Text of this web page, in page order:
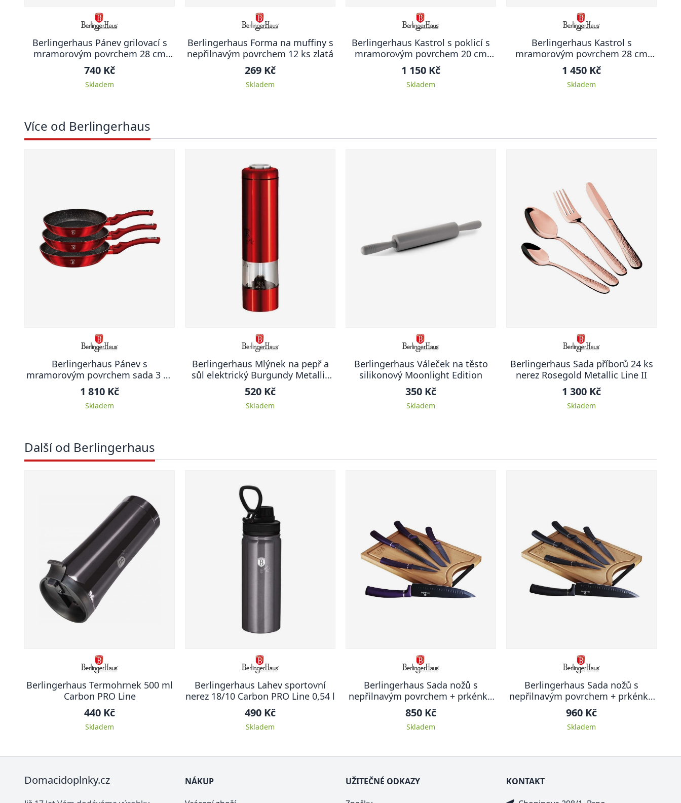
Berlingerhaus Pánev grilovací s
mramorovým povrchem 28 cm
Burgundy Metallic Line
740 Kč
Skladem
Berlingerhaus Forma na muffiny s
nepřilnavým povrchem 12 ks zlatá
269 Kč
Skladem
Berlingerhaus Kastrol s poklicí s
mramorovým povrchem 20 cm
Black Rose Collection
1 150 Kč
Skladem
Berlingerhaus Kastrol s
mramorovým povrchem 28 cm
Black Rose Collection
1 450 Kč
Skladem
Více od Berlingerhaus
Berlingerhaus Pánev s
mramorovým povrchem sada 3 ks
Burgundy Metallic Line
1 810 Kč
Skladem
Berlingerhaus Mlýnek na pepř a
sůl elektrický Burgundy Metallic
Line
520 Kč
Skladem
Berlingerhaus Váleček na těsto
silikonový Moonlight Edition
350 Kč
Skladem
Berlingerhaus Sada příborů 24 ks
nerez Rosegold Metallic Line II
1 300 Kč
Skladem
Další od Berlingerhaus
Berlingerhaus Termohrnek 500 ml
Carbon PRO Line
440 Kč
Skladem
Berlingerhaus Lahev sportovní
nerez 18/10 Carbon PRO Line 0,54 l
490 Kč
Skladem
Berlingerhaus Sada nožů s
nepřilnavým povrchem + prkénko
6 ks Purple Metallic Line
850 Kč
Skladem
Berlingerhaus Sada nožů s
nepřilnavým povrchem + prkénko
6 ks Black Silver Collection
960 Kč
Skladem
Domacidoplnky.cz
NÁKUP
UŽITEČNÉ ODKAZY
KONTAKT